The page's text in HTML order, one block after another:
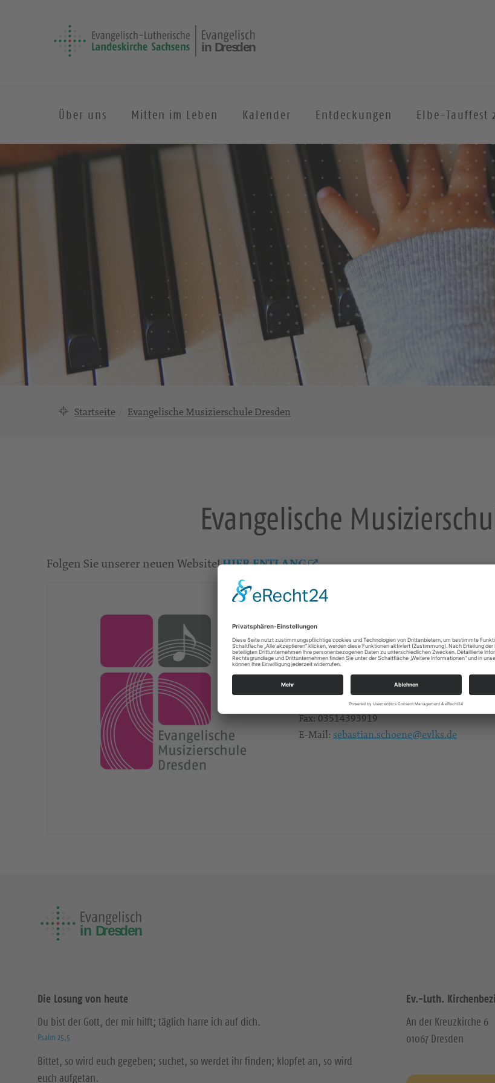
Über uns Mitten im Leben Kalender Entdeckungen Elbe-Tauffest
Startseite Evangelische Musizierschule Dresden
Evangelische
Folgen Sie unserer neuen Website!HIERENTLANG
Sebastian Schöne
An der Kreuzkirche 6
03514393913
Fax:03514393919
E-Mail: sebastian.schoene@evlks.de
Die Losung von heute
Du bist der Gott, der mir hilft; täglich harre ich auf dich.
Psalm 25,5
Bittet, so wird euch gegeben; suchet, so werdet ihr finden; klopfet an, so wird
euch aufgetan.
Ev.-Luth.
An der Kreuzkirche 6
01067 Dresden